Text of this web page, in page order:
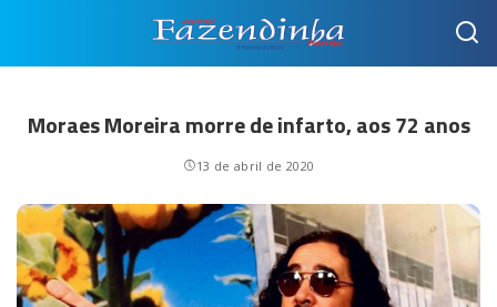
Moraes Moreira morre de infarto, aos 72 anos
13 de abril de 2020